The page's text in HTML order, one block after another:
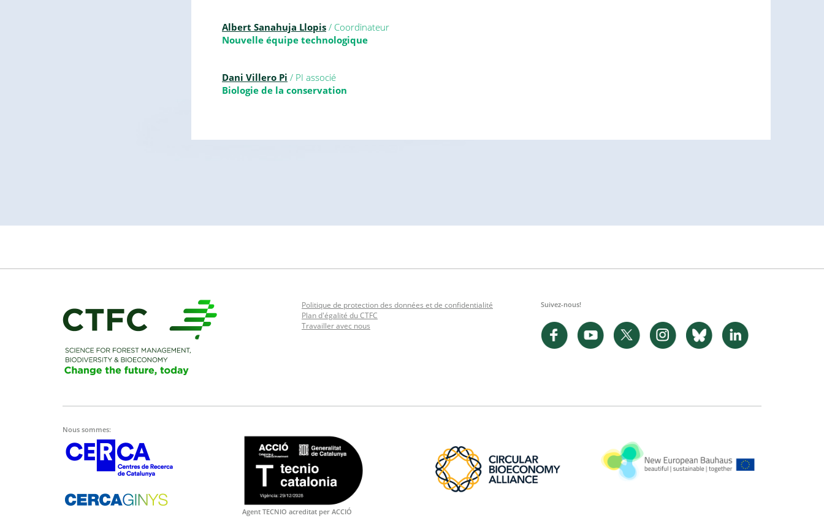
Albert Sanahuja Llopis / Coordinateur
Nouvelle équipe technologique
Dani Villero Pi / PI associé
Biologie de la conservation
Politique de protection des données et de confidentialité
Plan d'égalité du CTFC
Travailler avec nous
Suivez-nous!
Nous sommes:
Agent TECNIO acreditat per ACCIÓ